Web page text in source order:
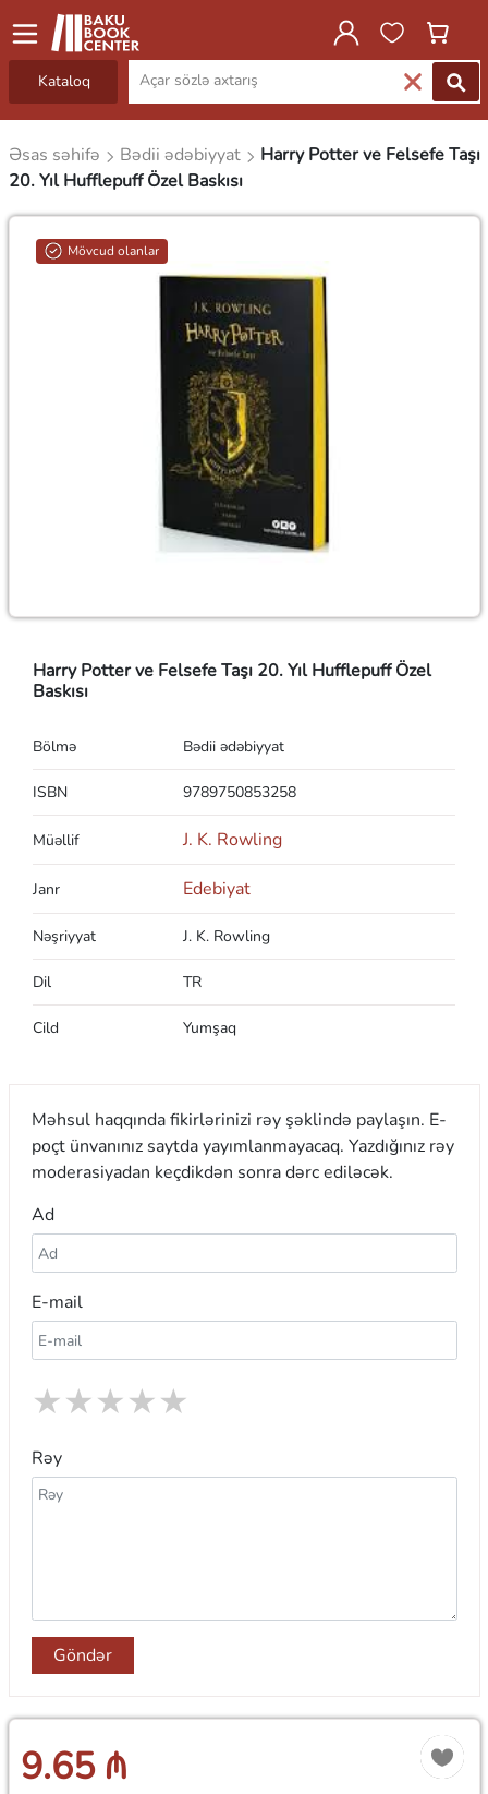
Kataloq
Əsas səhifə Bədii ədəbiyyat
Harry Potter ve Felsefe Taşı
20. Yıl Hufflepuff Özel Baskısı
Mövcud olanlar
Harry Potter ve Felsefe Taşı 20. Yıl Hufflepuff Özel
Baskısı
Bölmə Bədii ədəbiyyat
ISBN 9789750853258
Müəllif J. K. Rowling
Janr Edebiyat
Nəşriyyat J. K. Rowling
Dil TR
Cild Yumşaq
Məhsul haqqında fikirlərinizi rəy şəklində paylaşın. E-
poçt ünvanınız saytda yayımlanmayacaq. Yazdığınız rəy
moderasiyadan keçdikdən sonra dərc ediləcək.
Ad
E-mail
★
★
★
★
★
Rəy
Göndər
9.65 ₼